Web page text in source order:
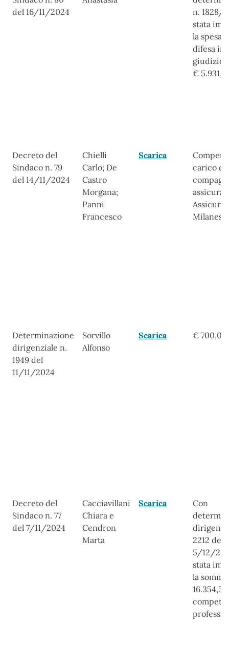
del 16/11/2024
n. 1828/
stata
la spesa
difesa in
giudizio
€
Decreto del
Sindaco n. 79
del 14/11/2024
Chielli
Carlo; De
Castro
Morgana;
Panni
Francesco
Scarica
carico
Milanese
Determinazione
dirigenziale n.
1949 del
11/11/2024
Sorvillo
Alfonso
Scarica € 700,00
Decreto del
Sindaco n. 77
del 7/11/2024
Cacciavillani
Chiara e
Cendron
Marta
Scarica
Con
2212 del
5/12/
stata
la